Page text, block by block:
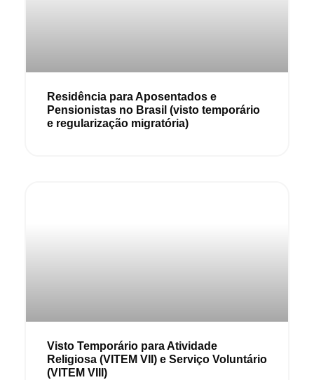
Residência para Aposentados e
Pensionistas no Brasil (visto temporário
e regularização migratória)
Visto Temporário para Atividade
Religiosa (VITEM VII) e Serviço Voluntário
(VITEM VIII)